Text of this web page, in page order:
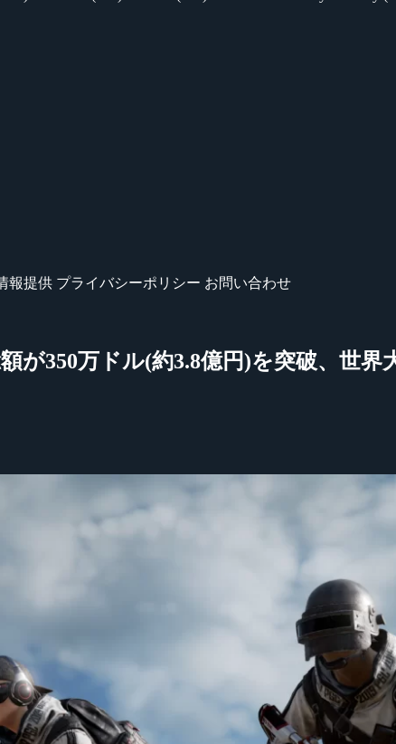
報提供 プライバシーポリシー お問い合わせ
350万ドル(約3.8億円)を突破、世界